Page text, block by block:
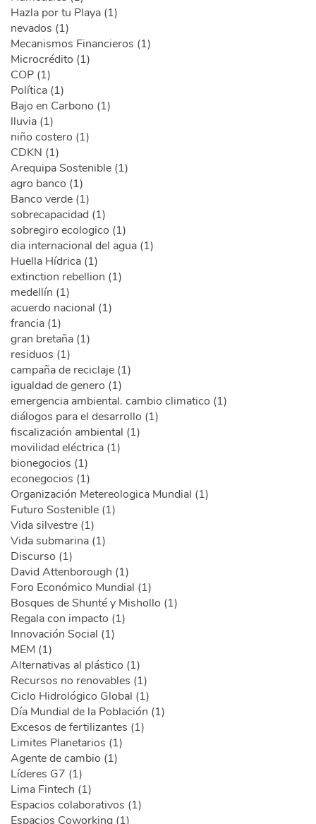
Hazla por tu Playa (1)
nevados (1)
Mecanismos Financieros (1)
Microcrédito (1)
COP (1)
Política (1)
Bajo en Carbono (1)
lluvia (1)
niño costero (1)
CDKN (1)
Arequipa Sostenible (1)
agro banco (1)
Banco verde (1)
sobrecapacidad (1)
sobregiro ecologico (1)
dia internacional del agua (1)
Huella Hídrica (1)
extinction rebellion (1)
medellín (1)
acuerdo nacional (1)
francia (1)
gran bretaña (1)
residuos (1)
campaña de reciclaje (1)
igualdad de genero (1)
emergencia ambiental. cambio climatico (1)
diálogos para el desarrollo (1)
fiscalización ambiental (1)
movilidad eléctrica (1)
bionegocios (1)
econegocios (1)
Organización Metereologica Mundial (1)
Futuro Sostenible (1)
Vida silvestre (1)
Vida submarina (1)
Discurso (1)
David Attenborough (1)
Foro Económico Mundial (1)
Bosques de Shunté y Mishollo (1)
Regala con impacto (1)
Innovación Social (1)
MEM (1)
Alternativas al plástico (1)
Recursos no renovables (1)
Ciclo Hidrológico Global (1)
Día Mundial de la Población (1)
Excesos de fertilizantes (1)
Limites Planetarios (1)
Agente de cambio (1)
Líderes G7 (1)
Lima Fintech (1)
Espacios colaborativos (1)
Espacios Coworking (1)